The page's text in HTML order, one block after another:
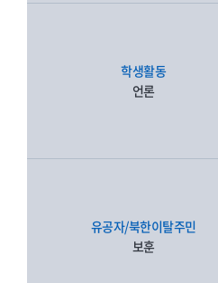
학생활동
언론
유공자/북한이탈주민
보훈